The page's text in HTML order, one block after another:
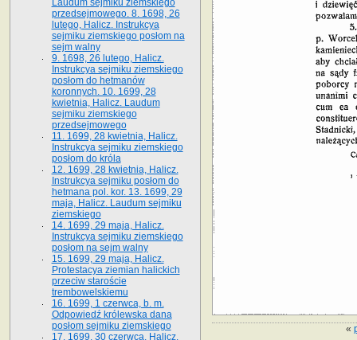
«
Laudum sejmiku ziemskiego
przedsejmowego. 8. 1698, 26
lutego, Halicz. Instrukcya
sejmiku ziemskiego posłom na
sejm walny
9. 1698, 26 lutego, Halicz.
Instrukcya sejmiku ziemskiego
posłom do hetmanów
koronnych. 10. 1699, 28
kwietnia, Halicz. Laudum
sejmiku ziemskiego
przedsejmowego
11. 1699, 28 kwietnia, Halicz.
Instrukcya sejmiku ziemskiego
posłom do króla
12. 1699, 28 kwietnia, Halicz.
Instrukcya sejmiku posłom do
hetmana pol. kor. 13. 1699, 29
maja, Halicz. Laudum sejmiku
ziemskiego
14. 1699, 29 maja, Halicz.
Instrukcya sejmiku ziemskiego
posłom na sejm walny
15. 1699, 29 maja, Halicz.
Protestacya ziemian halickich
przeciw staroście
trembowelskiemu
16. 1699, 1 czerwca, b. m.
Odpowiedź królewska dana
posłom sejmiku ziemskiego
17. 1699, 30 czerwca, Halicz.